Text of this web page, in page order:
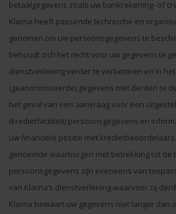
betaalgegevens zoals uw bankrekening- of
Klarna heeft passende technische en
genomen om uw persoonsgegevens te
behoudt zich het recht voor uw gegevens te
dienstverlening verder te verbeteren en in
(geanonimiseerde) gegevens met derden te
het geval van een aanvraag voor een
(kredietfaciliteit) persoonsgegevens en
uw financiële positie met
genoemde waarborgen met betrekking tot de
persoonsgegevens zijn eveneens van
van Klarna’s dienstverlening waarvoor zij
Klarna bewaart uw gegevens niet langer dan